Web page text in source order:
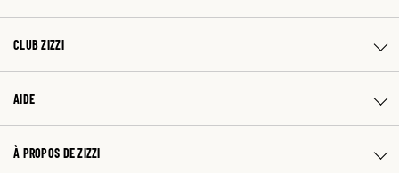
CLUB ZIZZI
AIDE
À PROPOS DE ZIZZI